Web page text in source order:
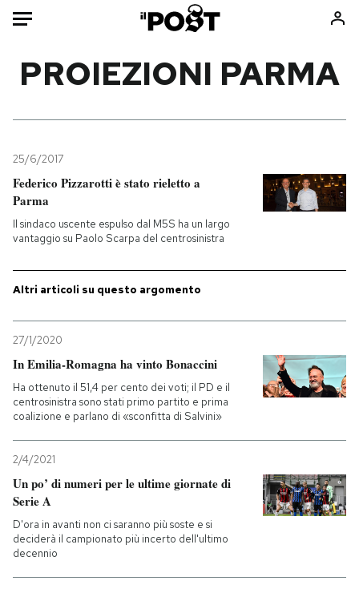
Mondo
Politica
Internet
Cultura
Economia
Sport
Consumismi
Ok Boomer!
Europa
Mondiali calcio 2026
PODCAST
NEWSLETTER
I MIEI PREFERITI
SHOP
PROIEZIONI PARMA
25/6/2017
Federico Pizzarotti è stato rieletto a
Parma
Il sindaco uscente espulso dal M5S ha un largo
vantaggio su Paolo Scarpa del centrosinistra
Altri articoli su questo argomento
27/1/2020
In Emilia-Romagna ha vinto Bonaccini
Ha ottenuto il 51,4 per cento dei voti; il PD e il
centrosinistra sono stati primo partito e prima
coalizione e parlano di «sconfitta di Salvini»
2/4/2021
Un po’ di numeri per le ultime giornate di
Serie A
D'ora in avanti non ci saranno più soste e si
deciderà il campionato più incerto dell'ultimo
decennio